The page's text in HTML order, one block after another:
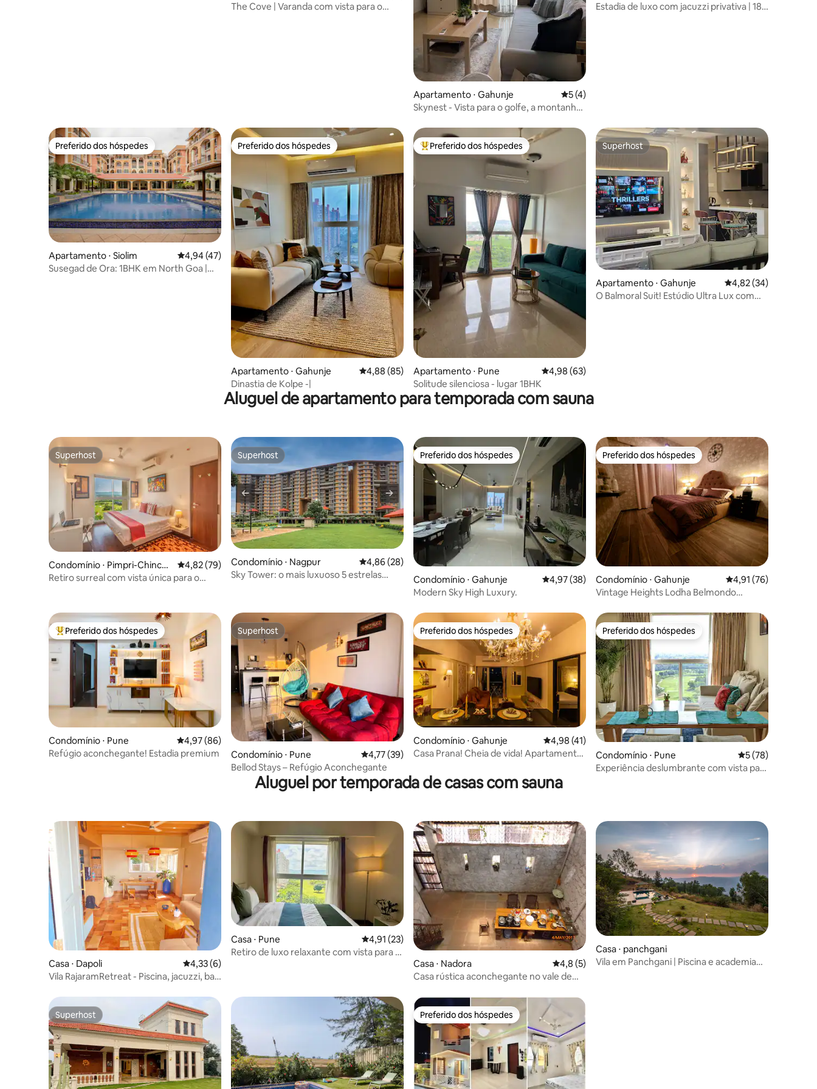
The Cove | Varanda com vista para o
Apartamento ⋅ Gahunje 5 de uma avaliação média de 5, 4 avaliações
5 (4)
Skynest - Vista para o golfe, a montanha
hwad
Estadia de luxo com jacuzzi privativa | 18º
Preferido dos hóspedes
Preferido dos hóspedes
Apartamento ⋅ Siolim 4,94 de uma avaliação média de 5, 47 avaliações
4,94 (47)
Susegad de Ora: 1BHK em North Goa |
Preferido dos hóspedes
Preferido dos hóspedes
Apartamento ⋅ Gahunje 4,88 de uma avaliação média de 5, 85 avaliações
4,88 (85)
Dinastia de Kolpe -|
Entre os melhores preferidos dos hóspedes
Preferido dos hóspedes
Apartamento ⋅ Pune 4,98 de uma avaliação média de 5, 63 avaliações
4,98 (63)
Solitude silenciosa - lugar 1BHK
Superhost
Superhost
Apartamento ⋅ Gahunje 4,82 de uma
4,82 (34)
O Balmoral Suit! Estúdio Ultra Lux com
Aluguel de apartamento para temporada com sauna
Superhost
Superhost
Condomínio ⋅ Pimpri-Chinch
wad
4,82 de uma avaliação média de 5, 79 avaliações
4,82 (79)
Retiro surreal com vista única para o
Superhost
Superhost
Condomínio ⋅ Nagpur 4,86 de uma avaliação média de 5, 28 avaliações
4,86 (28)
Sky Tower: o mais luxuoso 5 estrelas
Preferido dos hóspedes
Preferido dos hóspedes
Condomínio ⋅ Gahunje 4,97 de uma avaliação média de 5, 38 avaliações
4,97 (38)
Modern Sky High Luxury.
Preferido dos hóspedes
Preferido dos hóspedes
Condomínio ⋅ Gahunje 4,91 de uma
4,91 (76)
Vintage Heights Lodha Belmondo
Entre os melhores preferidos dos hóspedes
Preferido dos hóspedes
Condomínio ⋅ Pune 4,97 de uma avaliação média de 5, 86 avaliações
4,97 (86)
Refúgio aconchegante! Estadia premium
Superhost
Superhost
Condomínio ⋅ Pune 4,77 de uma avaliação média de 5, 39 avaliações
4,77 (39)
Bellod Stays – Refúgio Aconchegante
Preferido dos hóspedes
Preferido dos hóspedes
Condomínio ⋅ Gahunje 4,98 de uma avaliação média de 5, 41 avaliações
4,98 (41)
Casa Prana! Cheia de vida! Apartamento
Preferido dos hóspedes
Preferido dos hóspedes
Condomínio ⋅ Pune 5 de uma
5 (78)
Experiência deslumbrante com vista para
Aluguel por temporada de casas com sauna
Casa ⋅ Dapoli 4,33 de uma avaliação média de 5, 6 avaliações
4,33 (6)
Vila RajaramRetreat - Piscina, jacuzzi, bar,
Casa ⋅ Pune 4,91 de uma avaliação média de 5, 23 avaliações
4,91 (23)
Retiro de luxo relaxante com vista para o
Casa ⋅ Nadora 4,8 de uma avaliação média de 5, 5 avaliações
4,8 (5)
Casa rústica aconchegante no vale de
Casa ⋅ panchgani
Vila em Panchgani | Piscina e academia
Superhost
Superhost Preferido dos hóspedes
Preferido dos hóspedes